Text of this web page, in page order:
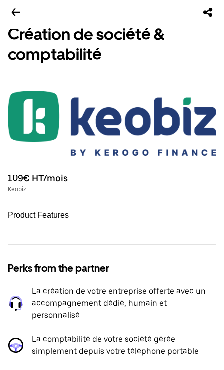
Création de société &
comptabilité
109€ HT/mois
Keobiz
Product Features
Perks from the partner
La création de votre entreprise offerte avec un
accompagnement dédié, humain et
personnalisé
La comptabilité de votre société gérée
simplement depuis votre téléphone portable